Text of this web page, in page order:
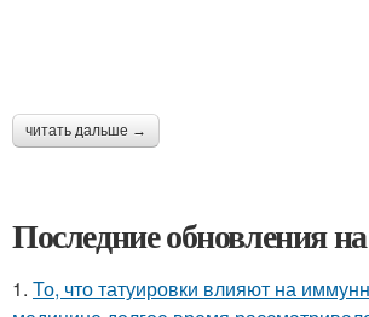
читать дальше →
Последние обновления
1. То, что татуировки влияют на